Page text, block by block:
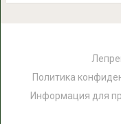
Политика
Информация для